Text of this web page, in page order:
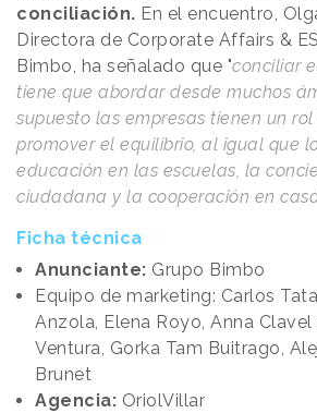
conciliación. En el encuentro,
Directora de Corporate Affairs &
Bimbo, ha señalado que "conciliar
tiene que abordar desde muchos
supuesto las empresas tienen un
promover el equilibrio, al igual que
educación en las escuelas, la
ciudadana y la cooperación en
Ficha técnica
Anunciante: Grupo Bimbo
Equipo de marketing: Carlos
Anzola, Elena Royo, Anna Clavel
Ventura, Gorka Tam Buitrago,
Brunet
Agencia: OriolVillar